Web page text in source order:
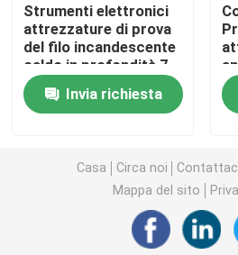
Macchina equilibratrice
Macchina di prove di gomma
Apparecchiature per test di
strumenti difficili
Strumenti elettronici
attrezzature di prova
del filo incandescente
caldo in profondità 7
mm + 0,5 mm
(regolabile) classe di
precisione: 0.5
Invia richiesta
Casa Circa noi
Mappa del sito